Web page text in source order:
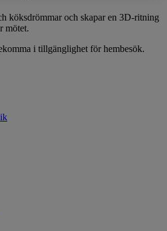
köksdrömmar och skapar en 3D-ritning
mötet.
i tillgänglighet för hembesök.